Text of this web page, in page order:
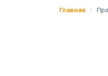
Главная /